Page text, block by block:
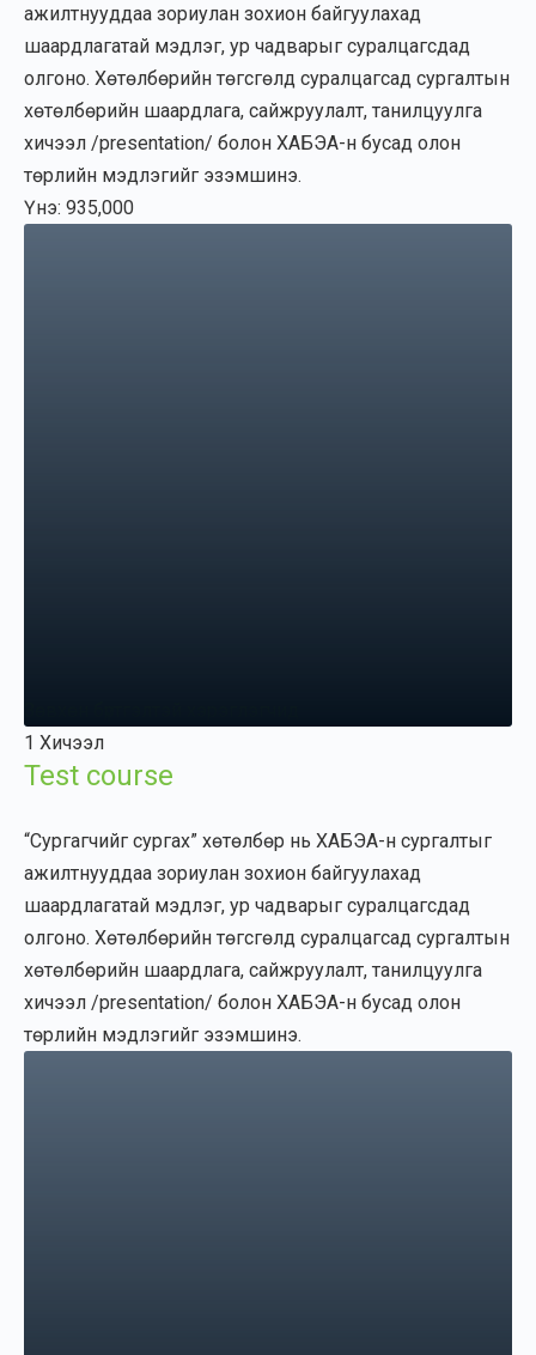
ажилтнууддаа зориулан зохион байгуулахад
шаардлагатай мэдлэг, ур чадварыг суралцагсдад
олгоно. Хөтөлбөрийн төгсгөлд суралцагсад сургалтын
хөтөлбөрийн шаардлага, сайжруулалт, танилцуулга
хичээл /presentation/ болон ХАБЭА-н бусад олон
төрлийн мэдлэгийг эзэмшинэ.
Үнэ: 935,000
1 Хичээл
Test course
“Сургагчийг сургах” хөтөлбөр нь ХАБЭА-н сургалтыг
ажилтнууддаа зориулан зохион байгуулахад
шаардлагатай мэдлэг, ур чадварыг суралцагсдад
олгоно. Хөтөлбөрийн төгсгөлд суралцагсад сургалтын
хөтөлбөрийн шаардлага, сайжруулалт, танилцуулга
хичээл /presentation/ болон ХАБЭА-н бусад олон
төрлийн мэдлэгийг эзэмшинэ.